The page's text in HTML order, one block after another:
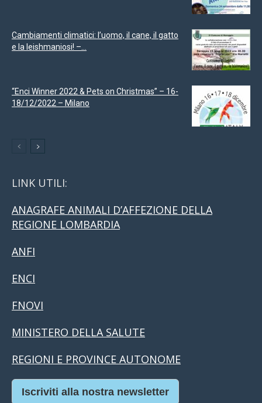
Cambiamenti climatici: l’uomo, il cane, il gatto
e la leishmaniosi! –...
“Enci Winner 2022 & Pets on Christmas” – 16-
18/12/2022 – Milano
LINK UTILI:
ANAGRAFE ANIMALI D’AFFEZIONE DELLA
REGIONE LOMBARDIA
ANFI
ENCI
FNOVI
MINISTERO DELLA SALUTE
REGIONI E PROVINCE AUTONOME
Iscriviti alla nostra newsletter